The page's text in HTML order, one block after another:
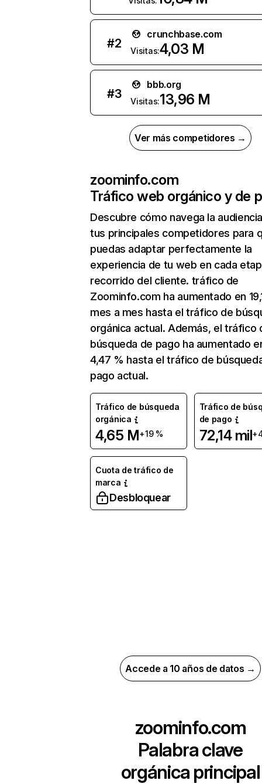
#2
crunchbase.com
Visitas:4,03 M
#3
bbb.org
Visitas:13,96 M
Ver más competidores →
zoominfo.com
Tráfico web orgánico y de
Descubre cómo navega la
tus principales competidores para
puedas adaptar perfectamente la
experiencia de tu web en cada
recorrido del cliente. tráfico de
Zoominfo.com ha aumentado en
mes a mes hasta el tráfico de
orgánica actual. Además, el tráfico
búsqueda de pago ha aumentado
4,47 % hasta el tráfico de
pago actual.
Tráfico de búsqueda
orgánica
4,65 M+19 %
Tráfico de
de pago
72,14 mil
Cuota de tráfico de
marca
Desbloquear
Accede a 10 años de datos →
zoominfo.com
Palabra clave
orgánica principal